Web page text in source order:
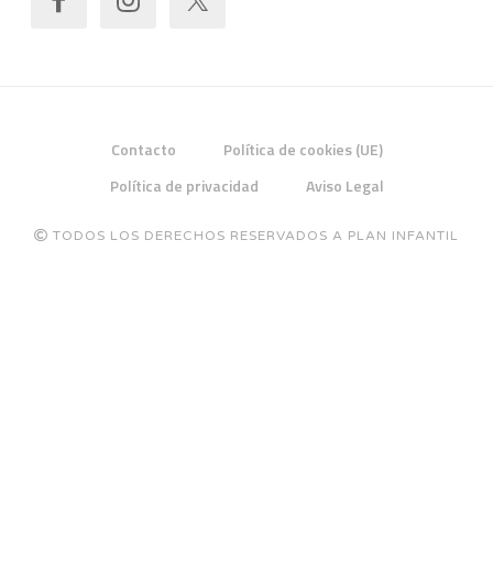
Contacto
Política de cookies (UE)
Política de privacidad
Aviso Legal
TODOS LOS DERECHOS RESERVADOS A PLAN INFANTIL